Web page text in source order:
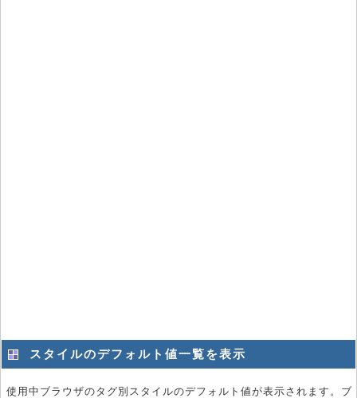
スタイルのデフォルト値一覧を表示
使用中ブラウザのタグ別スタイルのデフォルト値が表示されます。ブ